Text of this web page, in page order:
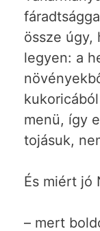
össze úgy,
legyen: a
menü, így
tojásuk,
És miért jó
– mert